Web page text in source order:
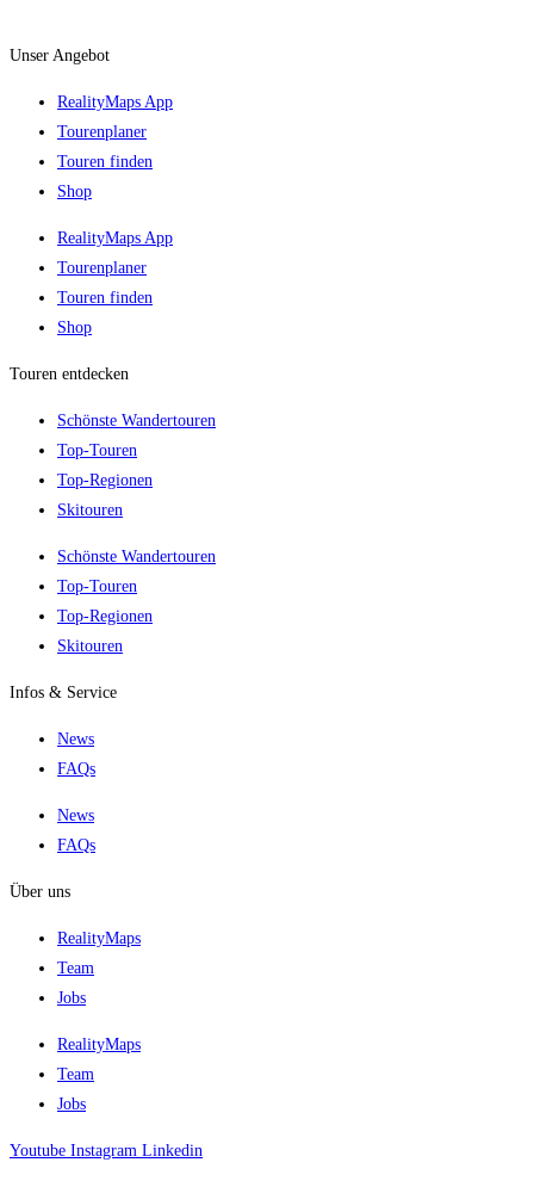
Unser Angebot
RealityMaps App
Tourenplaner
Touren finden
Shop
RealityMaps App
Tourenplaner
Touren finden
Shop
Touren entdecken
Schönste Wandertouren
Top-Touren
Top-Regionen
Skitouren
Schönste Wandertouren
Top-Touren
Top-Regionen
Skitouren
Infos & Service
News
FAQs
News
FAQs
Über uns
RealityMaps
Team
Jobs
RealityMaps
Team
Jobs
Youtube Instagram Linkedin